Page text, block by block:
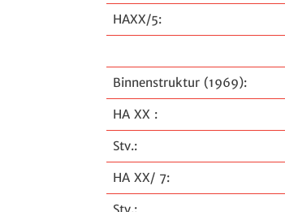
HAXX/5:
Binnenstruktur (1969):
HA XX :
Stv.:
HA XX/ 7:
Stv.: